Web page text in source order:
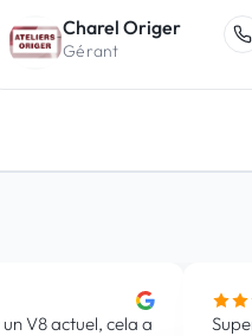
Charel Origer
Gérant
La
Je ne peux